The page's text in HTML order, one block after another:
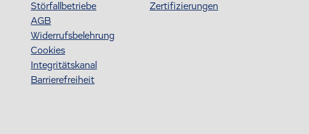
Störfallbetriebe
AGB
Widerrufsbelehrung
Cookies
Integritätskanal
Barrierefreiheit
Zertifizierungen